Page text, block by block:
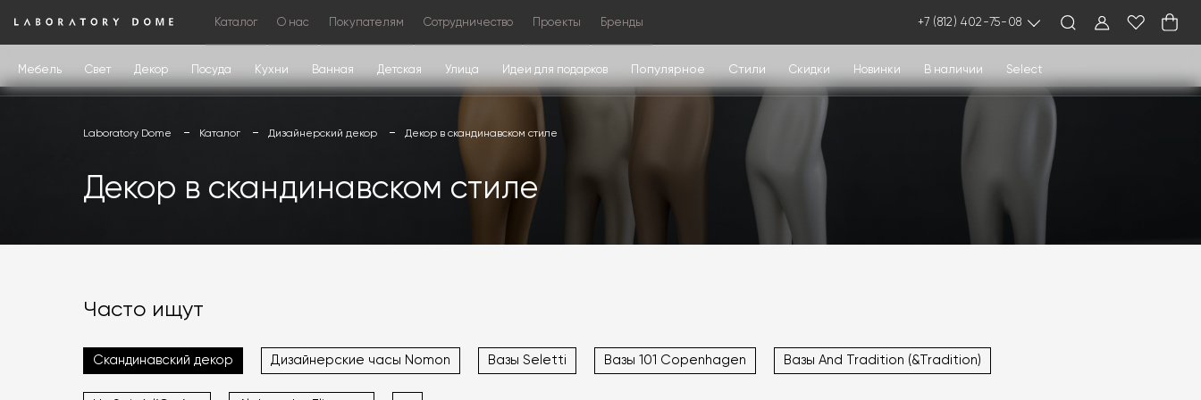
Каталог О нас Покупателям Сотрудничество Проекты Бренды +7 (812) 402-75-08
Мебель Свет Декор Посуда Кухни Ванная Детская Улица Идеи для подарков Популярное Стили Скидки Новинки В наличии Select
Laboratory Dome Каталог Дизайнерский декор Декор в скандинавском стиле
Декор в скандинавском стиле
Часто ищут
Дизайнерские часы Nomon Вазы Seletti Вазы 101 Copenhagen Вазы And Tradition (&Tradition)
Скандинавский декор